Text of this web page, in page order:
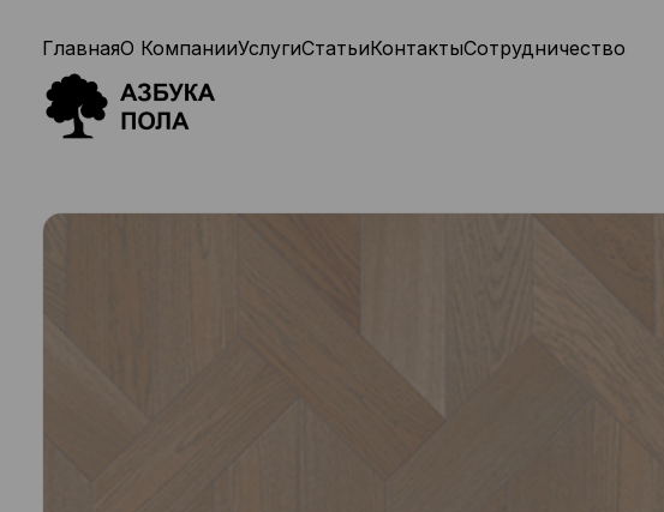
ГлавнаяО КомпанииУслугиСтатьиКонтактыСотрудничество